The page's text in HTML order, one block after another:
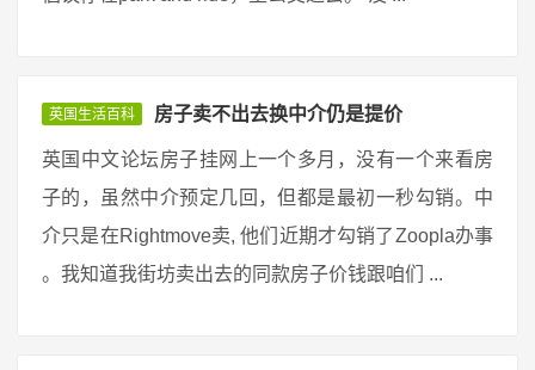
英国生活百科 房子卖不出去换中介仍是提价
英国中文论坛房子挂网上一个多月，没有一个来看房
子的，虽然中介预定几回，但都是最初一秒勾销。中
介只是在Rightmove卖, 他们近期才勾销了Zoopla办事
。我知道我街坊卖出去的同款房子价钱跟咱们 ...